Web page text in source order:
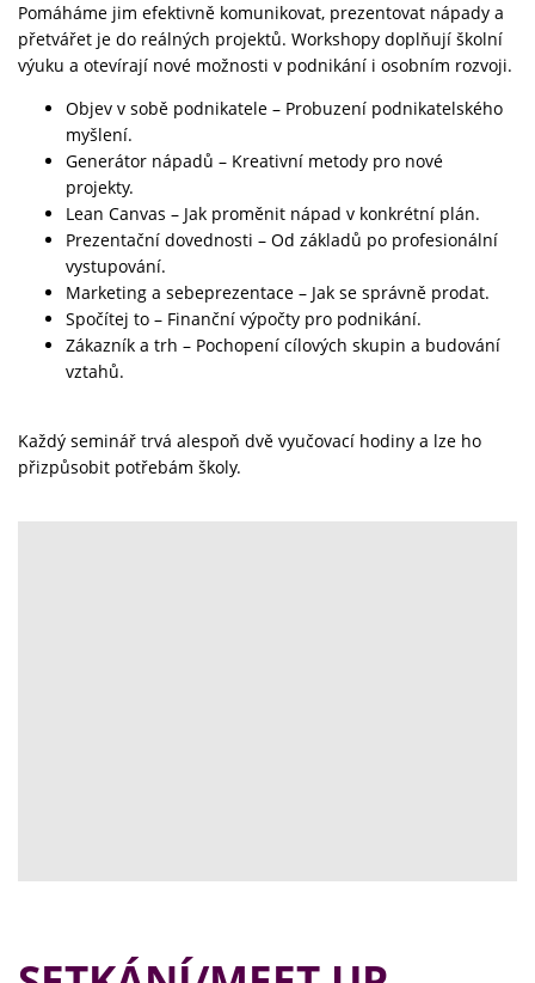
Pomáháme jim efektivně komunikovat, prezentovat nápady a
přetvářet je do reálných projektů. Workshopy doplňují školní
výuku a otevírají nové možnosti v podnikání i osobním rozvoji.
Objev v sobě podnikatele – Probuzení podnikatelského
myšlení.
Generátor nápadů – Kreativní metody pro nové
projekty.
Lean Canvas – Jak proměnit nápad v konkrétní plán.
Prezentační dovednosti – Od základů po profesionální
vystupování.
Marketing a sebeprezentace – Jak se správně prodat.
Spočítej to – Finanční výpočty pro podnikání.
Zákazník a trh – Pochopení cílových skupin a budování
vztahů.
Každý seminář trvá alespoň dvě vyučovací hodiny a lze ho
přizpůsobit potřebám školy.